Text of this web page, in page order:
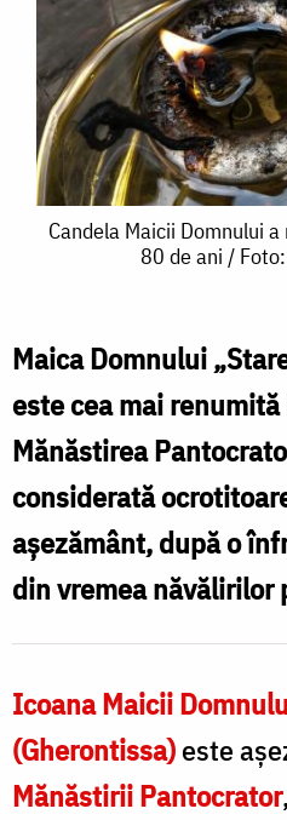
Candela
a
rămas
nestinsă
vreme
de
ani
/
Foto:
Magda
Candela Maicii Domnului
80 de ani /
Maica Domnului
este cea mai
Mănăstirea
considerată
așezământ, după o
din vremea
Icoana Maicii
(Gherontissa)este
Mănăstirii Pantocrator